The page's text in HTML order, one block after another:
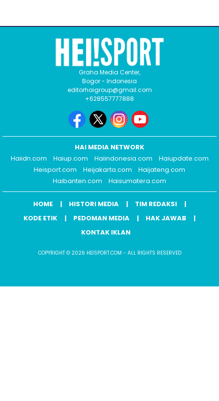
Graha Media Center,
Bogor - Indonesia
editorhaigroup@gmail.com
+628557777888
HAI MEDIA NETWORK
Haiidn.com
Haiup.com Haiindonesia.com
Haiupdate.com
Heisport.com
Heijakarta.com
Haijateng.com
Haibanten.com
Haisumatera.com
HOME HISTORI MEDIA
TIM REDAKSI
KODE ETIK
PEDOMAN MEDIA
HAK JAWAB
KONTAK IKLAN
COPYRIGHT © 2026 HEISPORT.COM - ALL RIGHTS RESERVED